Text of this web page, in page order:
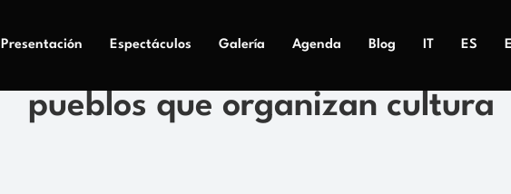
Presentación Espectáculos Galería Agenda Blog IT ES
pueblos que organizan cultura